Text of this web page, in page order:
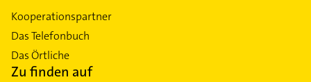
Kooperationspartner
Das Telefonbuch
Das Örtliche
Zu finden auf